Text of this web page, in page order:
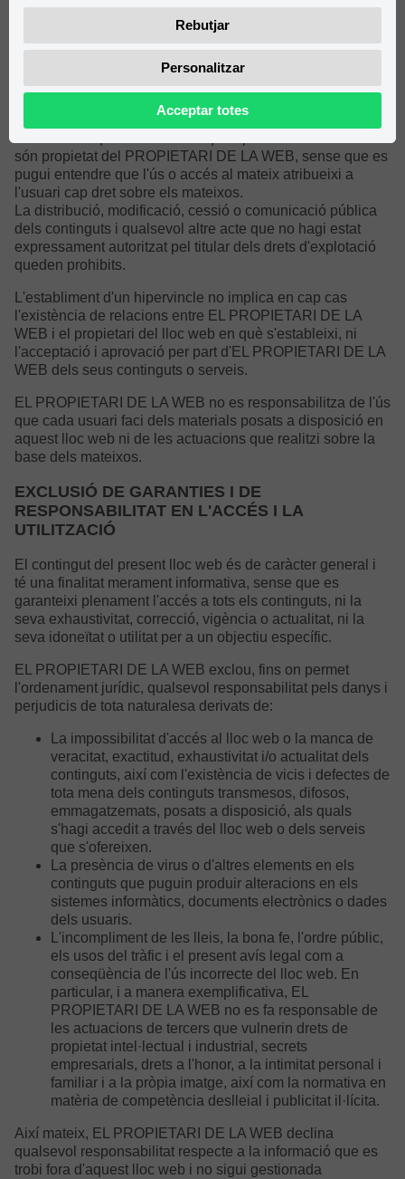
privades autoritzades sempre que els elements reproduïts
no siguin cedits posteriorment a tercers, ni s'instal·lin a
servidors connectats a xarxes, ni siguin objecte de cap
tipus d'explotació.
Així mateix, totes les marques, noms comercials o signes
són propietat del PROPIETARI DE LA WEB, sense que es
pugui entendre que l'ús o accés al mateix atribueixi a
l'usuari cap dret sobre els mateixos.
La distribució, modificació, cessió o comunicació pública
dels continguts i qualsevol altre acte que no hagi estat
expressament autoritzat pel titular dels drets d'explotació
queden prohibits.
L'establiment d'un hipervincle no implica en cap cas
l'existència de relacions entre EL PROPIETARI DE LA
WEB i el propietari del lloc web en què s'estableixi, ni
l'acceptació i aprovació per part d'EL PROPIETARI DE LA
WEB dels seus continguts o serveis.
EL PROPIETARI DE LA WEB no es responsabilitza de l'ús
que cada usuari faci dels materials posats a disposició en
aquest lloc web ni de les actuacions que realitzi sobre la
base dels mateixos.
EXCLUSIÓ DE GARANTIES I DE
RESPONSABILITAT EN L'ACCÉS I LA
UTILITZACIÓ
El contingut del present lloc web és de caràcter general i
té una finalitat merament informativa, sense que es
garanteixi plenament l'accés a tots els continguts, ni la
seva exhaustivitat, correcció, vigència o actualitat, ni la
seva idoneïtat o utilitat per a un objectiu específic.
EL PROPIETARI DE LA WEB exclou, fins on permet
l'ordenament jurídic, qualsevol responsabilitat pels danys i
perjudicis de tota naturalesa derivats de:
La impossibilitat d'accés al lloc web o la manca de
veracitat, exactitud, exhaustivitat i/o actualitat dels
continguts, així com l'existència de vicis i defectes de
tota mena dels continguts transmesos, difosos,
emmagatzemats, posats a disposició, als quals
s'hagi accedit a través del lloc web o dels serveis
que s'ofereixen.
La presència de virus o d'altres elements en els
continguts que puguin produir alteracions en els
sistemes informàtics, documents electrònics o dades
dels usuaris.
L'incompliment de les lleis, la bona fe, l'ordre públic,
els usos del tràfic i el present avís legal com a
conseqüència de l'ús incorrecte del lloc web. En
particular, i a manera exemplificativa, EL
PROPIETARI DE LA WEB no es fa responsable de
les actuacions de tercers que vulnerin drets de
propietat intel·lectual i industrial, secrets
empresarials, drets a l'honor, a la intimitat personal i
familiar i a la pròpia imatge, així com la normativa en
matèria de competència deslleial i publicitat il·lícita.
Així mateix, EL PROPIETARI DE LA WEB declina
qualsevol responsabilitat respecte a la informació que es
trobi fora d'aquest lloc web i no sigui gestionada
Rebutjar
Personalitzar
Acceptar totes